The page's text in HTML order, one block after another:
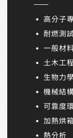
高分子
耐燃測
一般材
土木工
生物力
機械結
可靠度
加熱烘
熱分析